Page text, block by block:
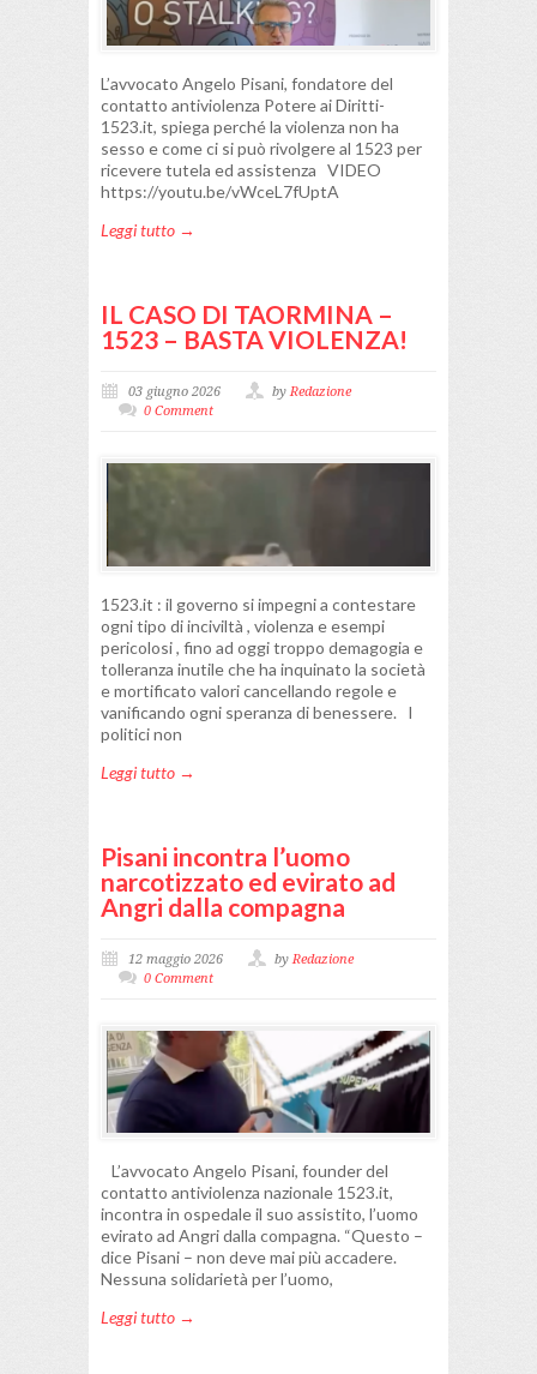
L’avvocato Angelo Pisani, fondatore del
contatto antiviolenza Potere ai Diritti-
1523.it, spiega perché la violenza non ha
sesso e come ci si può rivolgere al 1523 per
ricevere tutela ed assistenza VIDEO
https://youtu.be/vWceL7fUptA
Leggi tutto →
IL CASO DI TAORMINA –
1523 – BASTA VIOLENZA!
03 giugno 2026 byRedazione
0 Comment
1523.it : il governo si impegni a contestare
ogni tipo di inciviltà , violenza e esempi
pericolosi , fino ad oggi troppo demagogia e
tolleranza inutile che ha inquinato la società
e mortificato valori cancellando regole e
vanificando ogni speranza di benessere. I
politici non
Leggi tutto →
Pisani incontra l’uomo
narcotizzato ed evirato ad
Angri dalla compagna
12 maggio 2026 by Redazione
0 Comment
L’avvocato Angelo Pisani, founder del
contatto antiviolenza nazionale 1523.it,
incontra in ospedale il suo assistito, l’uomo
evirato ad Angri dalla compagna. “Questo –
dice Pisani – non deve mai più accadere.
Nessuna solidarietà per l’uomo,
Leggi tutto →